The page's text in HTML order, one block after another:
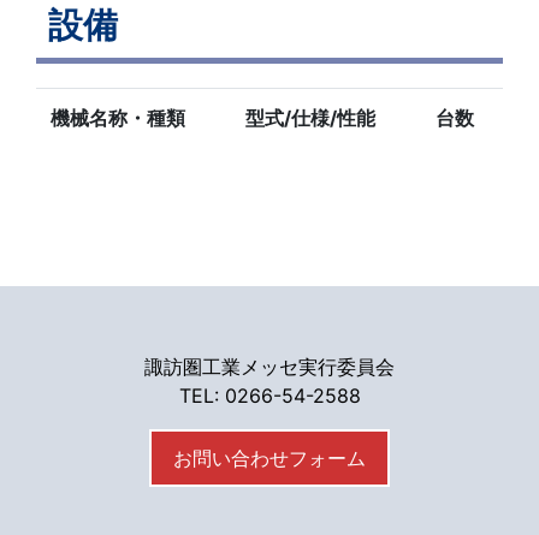
設備
機械名称・種類 型式/仕様/性能 台数
諏訪圏工業メッセ実行委員会
TEL: 0266-54-2588
お問い合わせフォーム